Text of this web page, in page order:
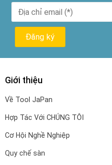
Giới thiệu
Về Tool JaPan
Hợp Tác Với CHÚNG TÔI
Cơ Hội Nghề Nghiệp
Quy chế sàn